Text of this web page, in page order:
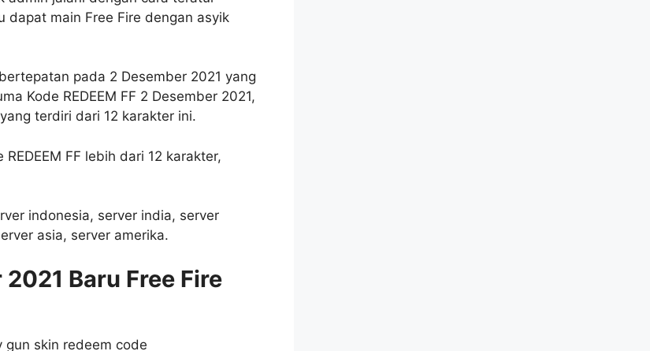
dapat main Free Fire dengan asyik
pada 2 Desember 2021 yang
Kode REDEEM FF 2 Desember 2021,
terdiri dari 12 karakter ini.
FF lebih dari 12 karakter,
indonesia, server india, server
asia, server amerika.
Baru Free Fire
gun skin redeem code